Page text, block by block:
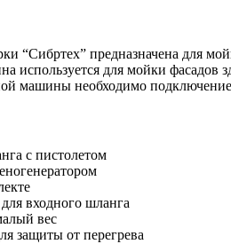
“Сибртех” предназначена для
используется для мойки фасадов
машины необходимо
с пистолетом
входного шланга
вес
защиты от перегрева